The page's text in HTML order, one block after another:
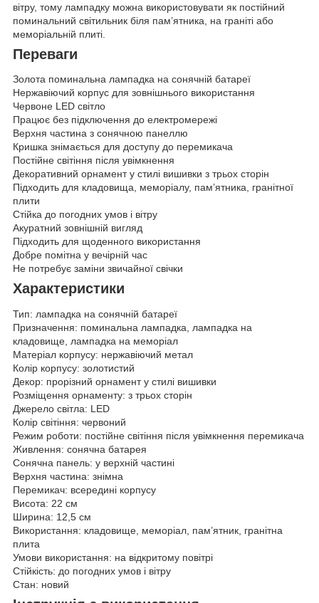
вітру, тому лампадку можна використовувати як постійний
поминальний світильник біля пам’ятника, на граніті або
меморіальній плиті.
Переваги
Золота поминальна лампадка на сонячній батареї
Нержавіючий корпус для зовнішнього використання
Червоне LED світло
Працює без підключення до електромережі
Верхня частина з сонячною панеллю
Кришка знімається для доступу до перемикача
Постійне світіння після увімкнення
Декоративний орнамент у стилі вишивки з трьох сторін
Підходить для кладовища, меморіалу, пам’ятника, гранітної
плити
Стійка до погодних умов і вітру
Акуратний зовнішній вигляд
Підходить для щоденного використання
Добре помітна у вечірній час
Не потребує заміни звичайної свічки
Характеристики
Тип: лампадка на сонячній батареї
Призначення: поминальна лампадка, лампадка на
кладовище, лампадка на меморіал
Матеріал корпусу: нержавіючий метал
Колір корпусу: золотистий
Декор: прорізний орнамент у стилі вишивки
Розміщення орнаменту: з трьох сторін
Джерело світла: LED
Колір світіння: червоний
Режим роботи: постійне світіння після увімкнення перемикача
Живлення: сонячна батарея
Сонячна панель: у верхній частині
Верхня частина: знімна
Перемикач: всередині корпусу
Висота: 22 см
Ширина: 12,5 см
Використання: кладовище, меморіал, пам’ятник, гранітна
плита
Умови використання: на відкритому повітрі
Стійкість: до погодних умов і вітру
Стан: новий